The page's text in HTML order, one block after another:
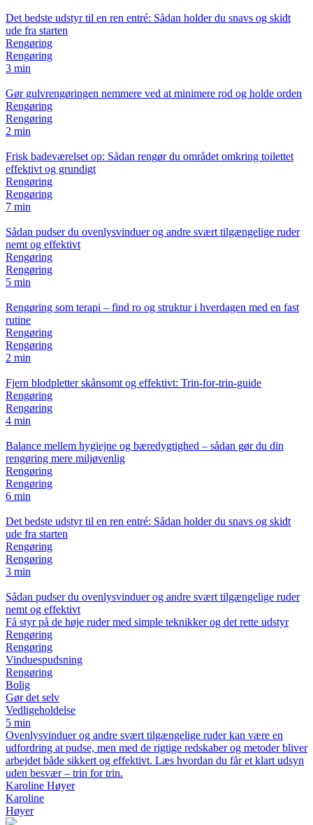
Det bedste udstyr til en ren entré: Sådan holder du snavs og skidt
ude fra starten
Rengøring
Rengøring
3 min
Gør gulvrengøringen nemmere ved at minimere rod og holde orden
Rengøring
Rengøring
2 min
Frisk badeværelset op: Sådan rengør du området omkring toilettet
effektivt og grundigt
Rengøring
Rengøring
7 min
Sådan pudser du ovenlysvinduer og andre svært tilgængelige ruder
nemt og effektivt
Rengøring
Rengøring
5 min
Rengøring som terapi – find ro og struktur i hverdagen med en fast
rutine
Rengøring
Rengøring
2 min
Fjern blodpletter skånsomt og effektivt: Trin-for-trin-guide
Rengøring
Rengøring
4 min
Balance mellem hygiejne og bæredygtighed – sådan gør du din
rengøring mere miljøvenlig
Rengøring
Rengøring
6 min
Det bedste udstyr til en ren entré: Sådan holder du snavs og skidt
ude fra starten
Rengøring
Rengøring
3 min
Sådan pudser du ovenlysvinduer og andre svært tilgængelige ruder
nemt og effektivt
Få styr på de høje ruder med simple teknikker og det rette udstyr
Rengøring
Rengøring
Vinduespudsning
Rengøring
Bolig
Gør det selv
Vedligeholdelse
5 min
Ovenlysvinduer og andre svært tilgængelige ruder kan være en
udfordring at pudse, men med de rigtige redskaber og metoder bliver
arbejdet både sikkert og effektivt. Læs hvordan du får et klart udsyn
uden besvær – trin for trin.
Karoline Høyer
Karoline
Høyer